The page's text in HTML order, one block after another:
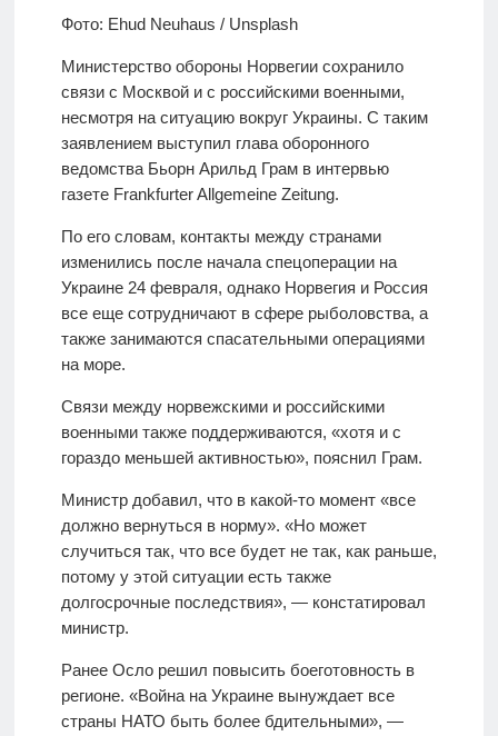
Фото: Ehud Neuhaus / Unsplash
Министерство обороны Норвегии сохранило
связи с Москвой и с российскими военными,
несмотря на ситуацию вокруг Украины. С таким
заявлением выступил глава оборонного
ведомства Бьорн Арильд Грам в интервью
газете Frankfurter Allgemeine Zeitung.
По его словам, контакты между странами
изменились после начала спецоперации на
Украине 24 февраля, однако Норвегия и Россия
все еще сотрудничают в сфере рыболовства, а
также занимаются спасательными операциями
на море.
Связи между норвежскими и российскими
военными также поддерживаются, «хотя и с
гораздо меньшей активностью», пояснил Грам.
Министр добавил, что в какой-то момент «все
должно вернуться в норму». «Но может
случиться так, что все будет не так, как раньше,
потому у этой ситуации есть также
долгосрочные последствия», — констатировал
министр.
Ранее Осло решил повысить боеготовность в
регионе. «Война на Украине вынуждает все
страны НАТО быть более бдительными», —